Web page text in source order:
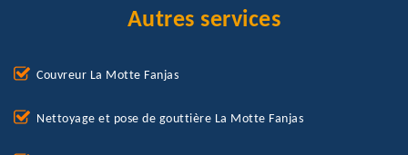
Autres services
Couvreur La Motte Fanjas
Nettoyage et pose de gouttière La Motte Fanjas